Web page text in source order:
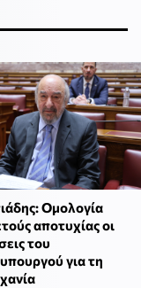
Ομολογία
αποτυχίας οι
του
για τη